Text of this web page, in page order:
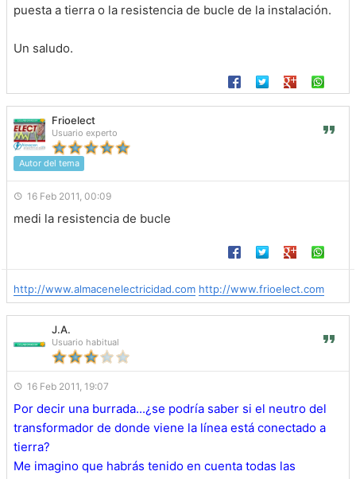
puesta a tierra o la resistencia de bucle de la instalación.
Un saludo.
Frioelect
Usuario experto
Autor del tema
16 Feb 2011, 00:09
medi la resistencia de bucle
http://www.almacenelectricidad.com http://www.frioelect.com
J.A.
Usuario habitual
16 Feb 2011, 19:07
Por decir una burrada...¿se podría saber si el neutro del
transformador de donde viene la línea está conectado a
tierra?
Me imagino que habrás tenido en cuenta todas las